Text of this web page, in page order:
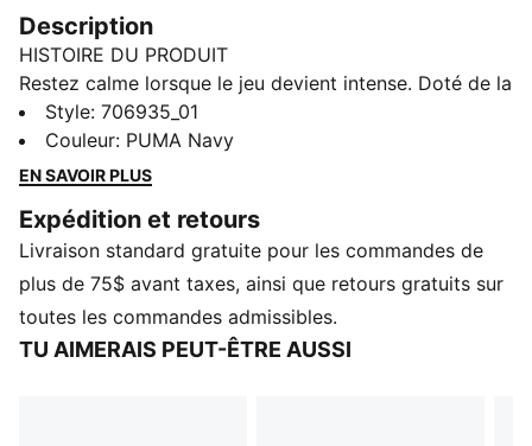
Description
HISTOIRE DU PRODUIT
Restez calme lorsque le jeu devient intense. Doté de la
technologie dryCELL de PUMA, ce maillot évacue
l’humidité pour vous garder au frais pendant les
matchs extrêmes. Affichez votre fierté de Monterrey,
vos joueurs dans les gradins. Une énergie prête pour
le soccer, signée PUMA.
CARACTÉRISTIQUES ET AVANTAGES
dryCELL : Technologie conçue pour évacuer l’humidité
du corps et éloigner la transpiration pendant l’exercice
Style: 706935_01
Couleur: PUMA Navy
EN SAVOIR PLUS
Expédition et retours
Livraison standard gratuite pour les commandes de
plus de 75$ avant taxes, ainsi que retours gratuits sur
toutes les commandes admissibles.
TU AIMERAIS PEUT-ÊTRE AUSSI